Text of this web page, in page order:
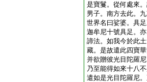
是寶鬘。從何處來
男子。南方去此。
世界名曰娑婆。具
迦牟尼十號具足。
諦法。如我今於此
藏。是故遣此四寶
并欲贈彼光目陀羅
乃至能得如來十八
遣如是光目陀羅尼